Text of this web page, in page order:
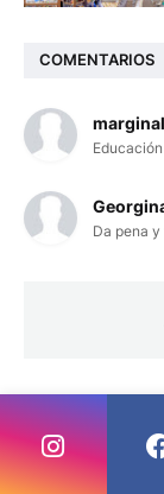
COMENTARIOS
Da pena